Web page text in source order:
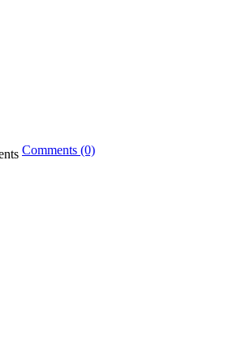
Comments (0)